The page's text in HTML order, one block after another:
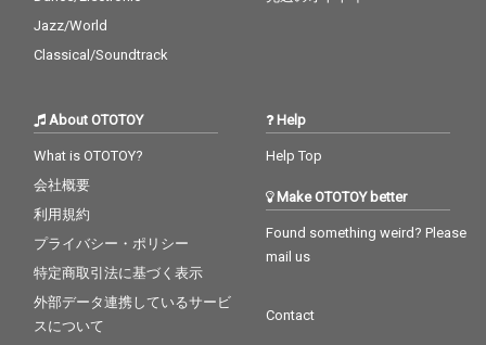
Jazz/World
Classical/Soundtrack
About OTOTOY
What is OTOTOY?
会社概要
利用規約
プライバシー・ポリシー
特定商取引法に基づく表示
外部データ連携しているサービ
スについて
Help
Help Top
Make OTOTOY better
Found something weird? Please
mail us
Contact